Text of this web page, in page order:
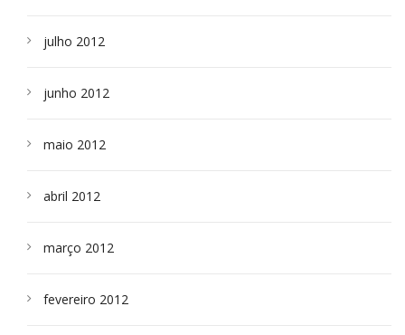
julho 2012
junho 2012
maio 2012
abril 2012
março 2012
fevereiro 2012